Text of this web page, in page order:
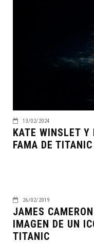
13/02/2024
KATE WINSLET Y
FAMA DE TITANIC
26/02/2019
JAMES
IMAGEN DE UN
TITANIC